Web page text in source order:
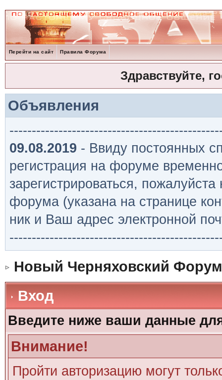
Перейти на сайт Правила Форума
Здравствуйте,
Объявления
09.08.2019 - Ввиду постоянных
регистрация на форуме
зарегистрироваться,
форума (указана на странице
ник и Ваш адрес электронной
Новый Черняховский Форум
Вход
Введите ниже ваши данные
Внимание!
Пройти авторизацию могут